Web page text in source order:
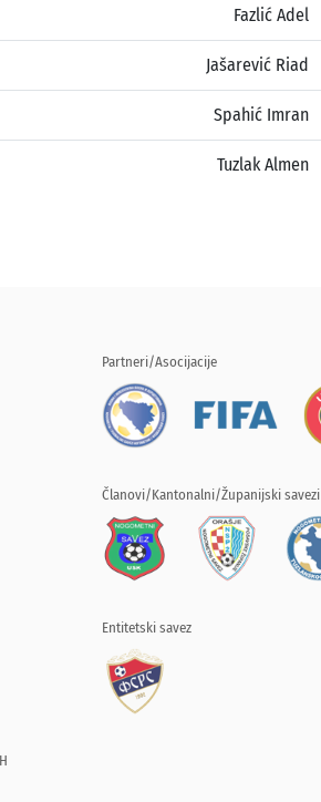
Fazlić Adel
Jašarević Riad
Spahić Imran
Tuzlak Almen
Partneri/Asocijacije
Članovi/Kantonalni/Županijski savezi
Entitetski savez